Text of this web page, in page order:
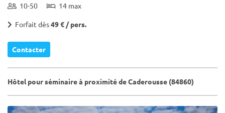
10-50 14 max
Forfait dès49 € / pers.
Contacter
Hôtel pour séminaire à proximité de Caderousse (84860)